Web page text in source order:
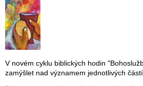
V novém cyklu biblických hodin
zamýšlet nad významem jednotlivých